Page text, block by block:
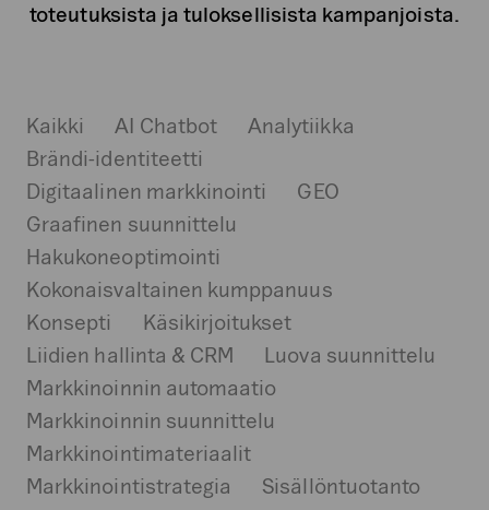
toteutuksista ja tuloksellisista kampanjoista.
Kaikki AI Chatbot
Analytiikka
Brändi-identiteetti
Digitaalinen markkinointi
GEO
Graafinen suunnittelu
Hakukoneoptimointi
Kokonaisvaltainen kumppanuus
Konsepti
Käsikirjoitukset
Liidien hallinta & CRM
Luova suunnittelu
Markkinoinnin automaatio
Markkinoinnin suunnittelu
Markkinointimateriaalit
Markkinointistrategia
Sisällöntuotanto